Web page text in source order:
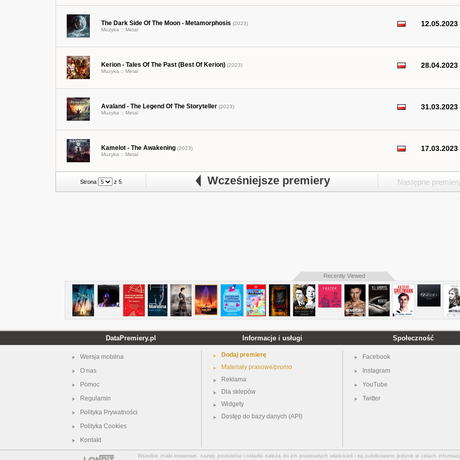
The Dark Side Of The Moon - Metamorphosis (2023)
Muzyka :: Metal
12.05.2023
Kerion - Tales Of The Past (Best Of Kerion) (2023)
Muzyka :: Metal
28.04.2023
Avaland - The Legend Of The Storyteller (2023)
Muzyka :: Metal
31.03.2023
Kamelot - The Awakening (2023)
Muzyka :: Metal
17.03.2023
Strona z 5 Wcześniejsze premiery Następne
Recently Viewed
DataPremiery.pl
Wersja mobilna
O nas
Pomoc
Regulamin
Polityka Prywatności
Polityka Cookies
Kontakt
Informacje i usługi
Dodaj premierę
Materiały prasowe/promo
Reklama
Dla sklepów
Widgety
Dostęp do bazy danych (API)
Społeczność
Facebook
Instagram
YouTube
Twitter
Wszelkie znaki towarowe, nazwy produktów i okładki należą do ich prawowitych właścicieli i są publikowane jedynie w celach